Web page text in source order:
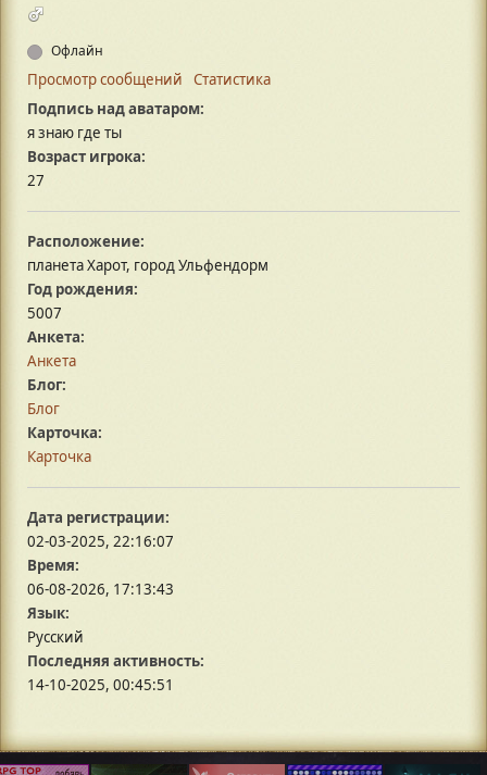
Офлайн
Просмотр сообщений
Статистика
Подпись над аватаром:
я знаю где ты
Возраст игрока:
27
Расположение:
планета Харот, город Ульфендорм
Год рождения:
5007
Анкета:
Анкета
Блог:
Блог
Карточка:
Карточка
Дата регистрации:
02-03-2025, 22:16:07
Время:
06-08-2026, 17:13:43
Язык:
Русский
Последняя активность:
14-10-2025, 00:45:51